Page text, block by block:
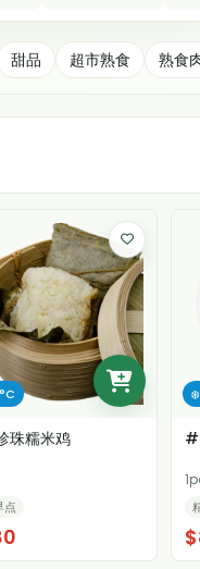
甜品 超市熟食 熟食
珠糯米鸡
点